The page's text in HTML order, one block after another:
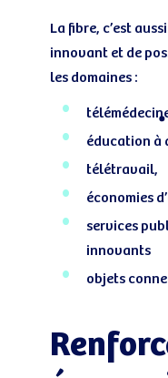
La fibre, c’est
innovant et de
les domaines :
éducation à
télétravail,
économies
services
innovants
objets